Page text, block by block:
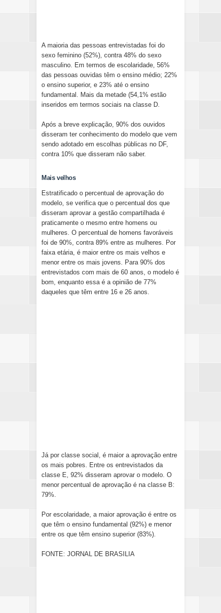
A maioria das pessoas entrevistadas foi do
sexo feminino (52%), contra 48% do sexo
masculino. Em termos de escolaridade, 56%
das pessoas ouvidas têm o ensino médio; 22%
o ensino superior, e 23% até o ensino
fundamental. Mais da metade (54,1% estão
inseridos em termos sociais na classe D.
Após a breve explicação, 90% dos ouvidos
disseram ter conhecimento do modelo que vem
sendo adotado em escolhas públicas no DF,
contra 10% que disseram não saber.
Mais velhos
Estratificado o percentual de aprovação do
modelo, se verifica que o percentual dos que
disseram aprovar a gestão compartilhada é
praticamente o mesmo entre homens ou
mulheres. O percentual de homens favoráveis
foi de 90%, contra 89% entre as mulheres. Por
faixa etária, é maior entre os mais velhos e
menor entre os mais jovens. Para 90% dos
entrevistados com mais de 60 anos, o modelo é
bom, enquanto essa é a opinião de 77%
daqueles que têm entre 16 e 26 anos.
Já por classe social, é maior a aprovação entre
os mais pobres. Entre os entrevistados da
classe E, 92% disseram aprovar o modelo. O
menor percentual de aprovação é na classe B:
79%.
Por escolaridade, a maior aprovação é entre os
que têm o ensino fundamental (92%) e menor
entre os que têm ensino superior (83%).
FONTE: JORNAL DE BRASILIA